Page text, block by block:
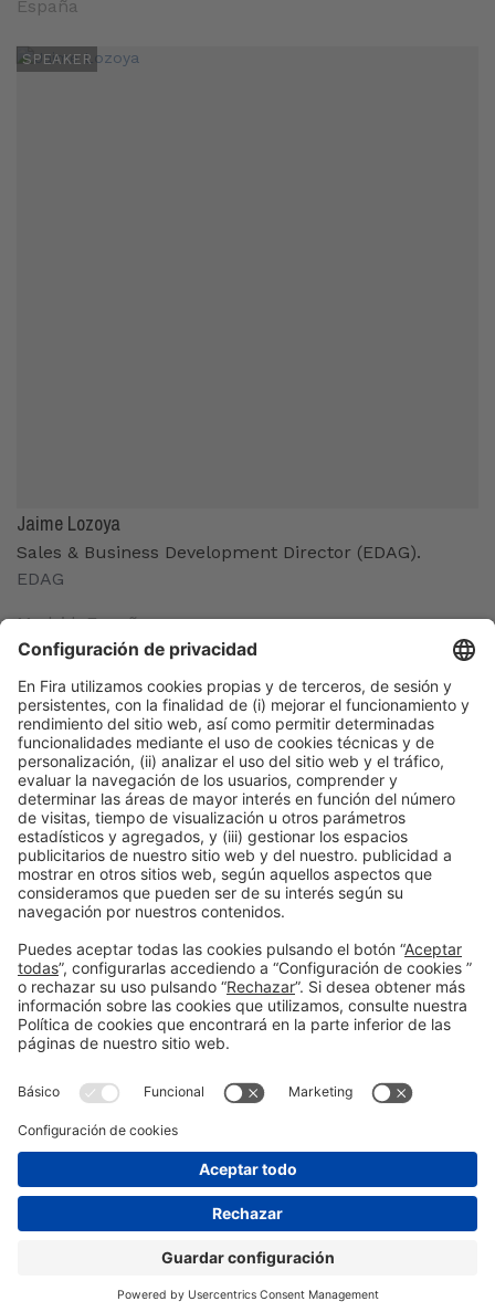
España
SPEAKER
Jaime Lozoya
Sales & Business Development Director (EDAG).
EDAG
Madrid, España
Organizadores
#EXPOQUIMIA2026
en las redes sociales
© 2026 Fira de Barcelona